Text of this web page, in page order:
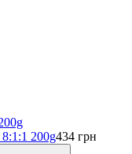
200g434 грн